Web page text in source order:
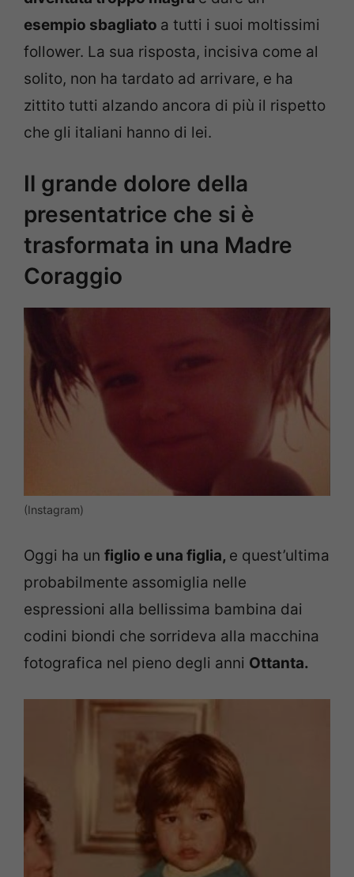
esempio sbagliato a tutti i suoi moltissimi
follower. La sua risposta, incisiva come al
solito, non ha tardato ad arrivare, e ha
zittito tutti alzando ancora di più il rispetto
che gli italiani hanno di lei.
Il grande dolore della
presentatrice che si è
trasformata in una Madre
Coraggio
(Instagram)
Oggi ha un figlio e una figlia, e quest’ultima
probabilmente assomiglia nelle
espressioni alla bellissima bambina dai
codini biondi che sorrideva alla macchina
fotografica nel pieno degli anni Ottanta.